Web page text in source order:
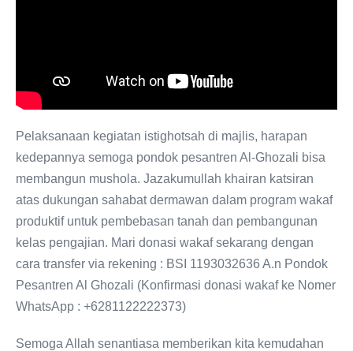
Pelaksanaan kegiatan istighotsah di majlis, harapan
kedepannya semoga pondok pesantren Al-Ghozali bisa
membangun mushola. Jazakumullah khairan katsiran
atas dukungan sahabat dermawan dalam program wakaf
produktif untuk pembebasan tanah dan pembangunan
kelas pengajian. Mari donasi wakaf sekarang dengan
cara transfer via rekening : BSI 1193032636 A.n Pondok
Pesantren Al Ghozali (Konfirmasi donasi wakaf ke Nomer
WhatsApp : +6281122222373)
Semoga Allah senantiasa memberikan kita kemudahan